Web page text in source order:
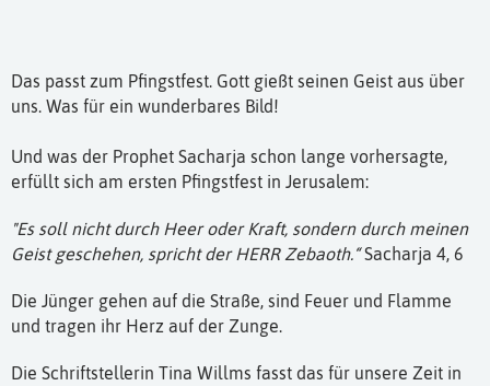
Das passt zum Pfingstfest. Gott gießt seinen Geist aus über
uns. Was für ein wunderbares Bild!
Und was der Prophet Sacharja schon lange vorhersagte,
erfüllt sich am ersten Pfingstfest in Jerusalem:
"Es soll nicht durch Heer oder Kraft, sondern durch meinen
Geist geschehen, spricht der HERR Zebaoth.“Sacharja 4, 6
Die Jünger gehen auf die Straße, sind Feuer und Flamme
und tragen ihr Herz auf der Zunge.
Die Schriftstellerin Tina Willms fasst das für unsere Zeit in